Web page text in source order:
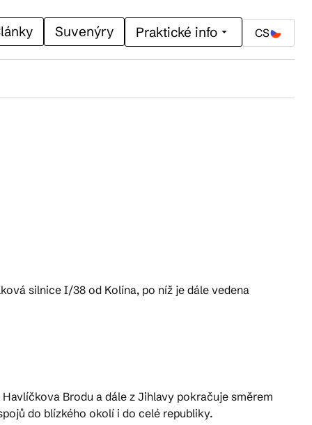
Suvenýry Praktické info CS
silnice I/38 od Kolína, po níž je dále vedena
Brodu a dále z Jihlavy pokračuje směrem
do blízkého okolí i do celé republiky.